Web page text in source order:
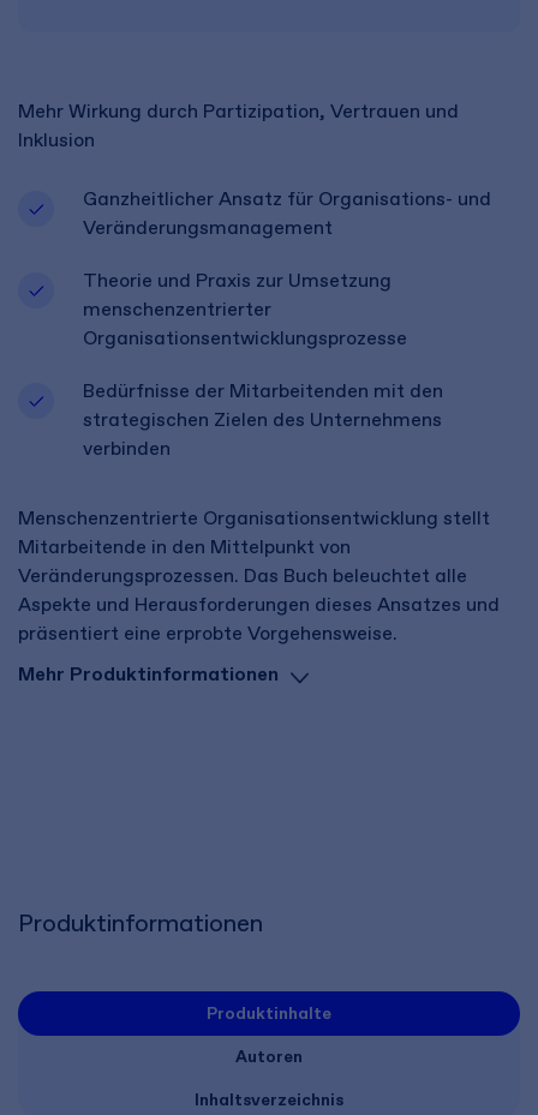
Mehr Wirkung durch Partizipation, Vertrauen und
Inklusion
Ganzheitlicher Ansatz für Organisations- und
Veränderungsmanagement
Theorie und Praxis zur Umsetzung
menschenzentrierter
Organisationsentwicklungsprozesse
Bedürfnisse der Mitarbeitenden mit den
strategischen Zielen des Unternehmens
verbinden
Menschenzentrierte Organisationsentwicklung stellt
Mitarbeitende in den Mittelpunkt von
Veränderungsprozessen. Das Buch beleuchtet alle
Aspekte und Herausforderungen dieses Ansatzes und
präsentiert eine erprobte Vorgehensweise.
Mehr Produktinformationen
Produktinformationen
Produktinhalte
Autoren
Inhaltsverzeichnis